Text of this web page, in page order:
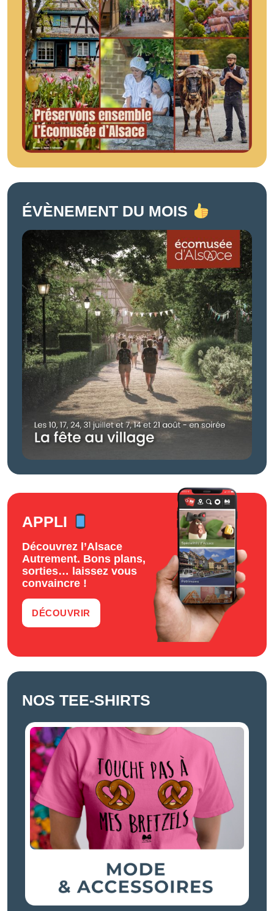
ÉVÈNEMENT DU MOIS
APPLI
Découvrez l’Alsace
Autrement. Bons plans,
sorties… laissez vous
convaincre !
DÉCOUVRIR
NOS TEE-SHIRTS